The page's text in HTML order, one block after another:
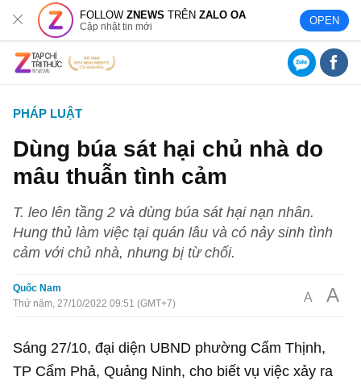
FOLLOWZNEWS TRÊNZALO OA
Cập nhật tin mới OPEN
PHÁP LUẬT
Dùng búa sát hại chủ nhà do
mâu thuẫn tình cảm
T. leo lên tầng 2 và dùng búa sát hại nạn nhân.
Hung thủ làm việc tại quán lâu và có nảy sinh tình
cảm với chủ nhà, nhưng bị từ chối.
Quốc Nam
Thứ năm, 27/10/2022 09:51 (GMT+7)
A A
Sáng 27/10, đại diện UBND phường Cẩm Thịnh,
TP Cẩm Phả, Quảng Ninh, cho biết vụ việc xảy ra